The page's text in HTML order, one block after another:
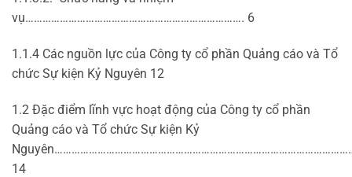
vụ…………………………………………………………………. 6
1.1.4 Các nguồn lực của Công ty cổ phần Quảng cáo và Tổ
chức Sự kiện Kỷ Nguyên 12
1.2 Đặc điểm lĩnh vực hoạt động của Công ty cổ phần
Quảng cáo và Tổ chức Sự kiện Kỷ
14